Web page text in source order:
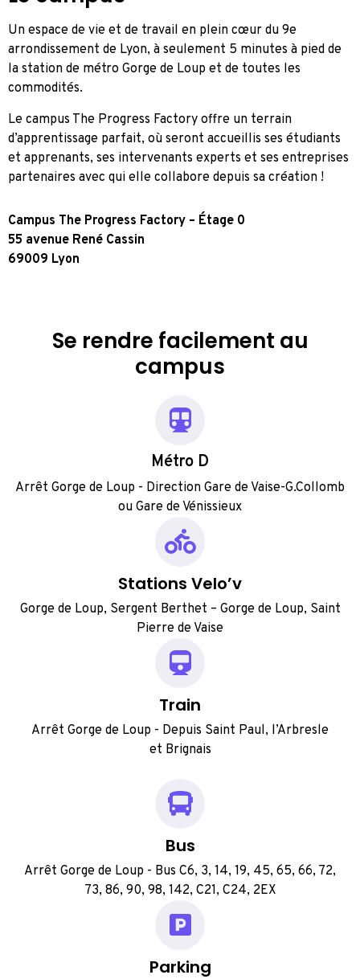
Un espace de vie et de travail en plein cœur du 9e
arrondissement de Lyon, à seulement 5 minutes à pied de
la station de métro Gorge de Loup et de toutes les
commodités.
Le campus The Progress Factory offre un terrain
d’apprentissage parfait, où seront accueillis ses étudiants
et apprenants, ses intervenants experts et ses entreprises
partenaires avec qui elle collabore depuis sa création !
Campus The Progress Factory – Étage 0
55 avenue René Cassin
69009 Lyon
Se rendre facilement au
campus
Métro D
Arrêt Gorge de Loup - Direction Gare de Vaise-G.Collomb
ou Gare de Vénissieux
Stations Velo’v
Gorge de Loup, Sergent Berthet – Gorge de Loup, Saint
Pierre de Vaise
Train
Arrêt Gorge de Loup - Depuis Saint Paul, l’Arbresle
et Brignais
Bus
Arrêt Gorge de Loup - Bus C6, 3, 14, 19, 45, 65, 66, 72,
73, 86, 90, 98, 142, C21, C24, 2EX
Parking